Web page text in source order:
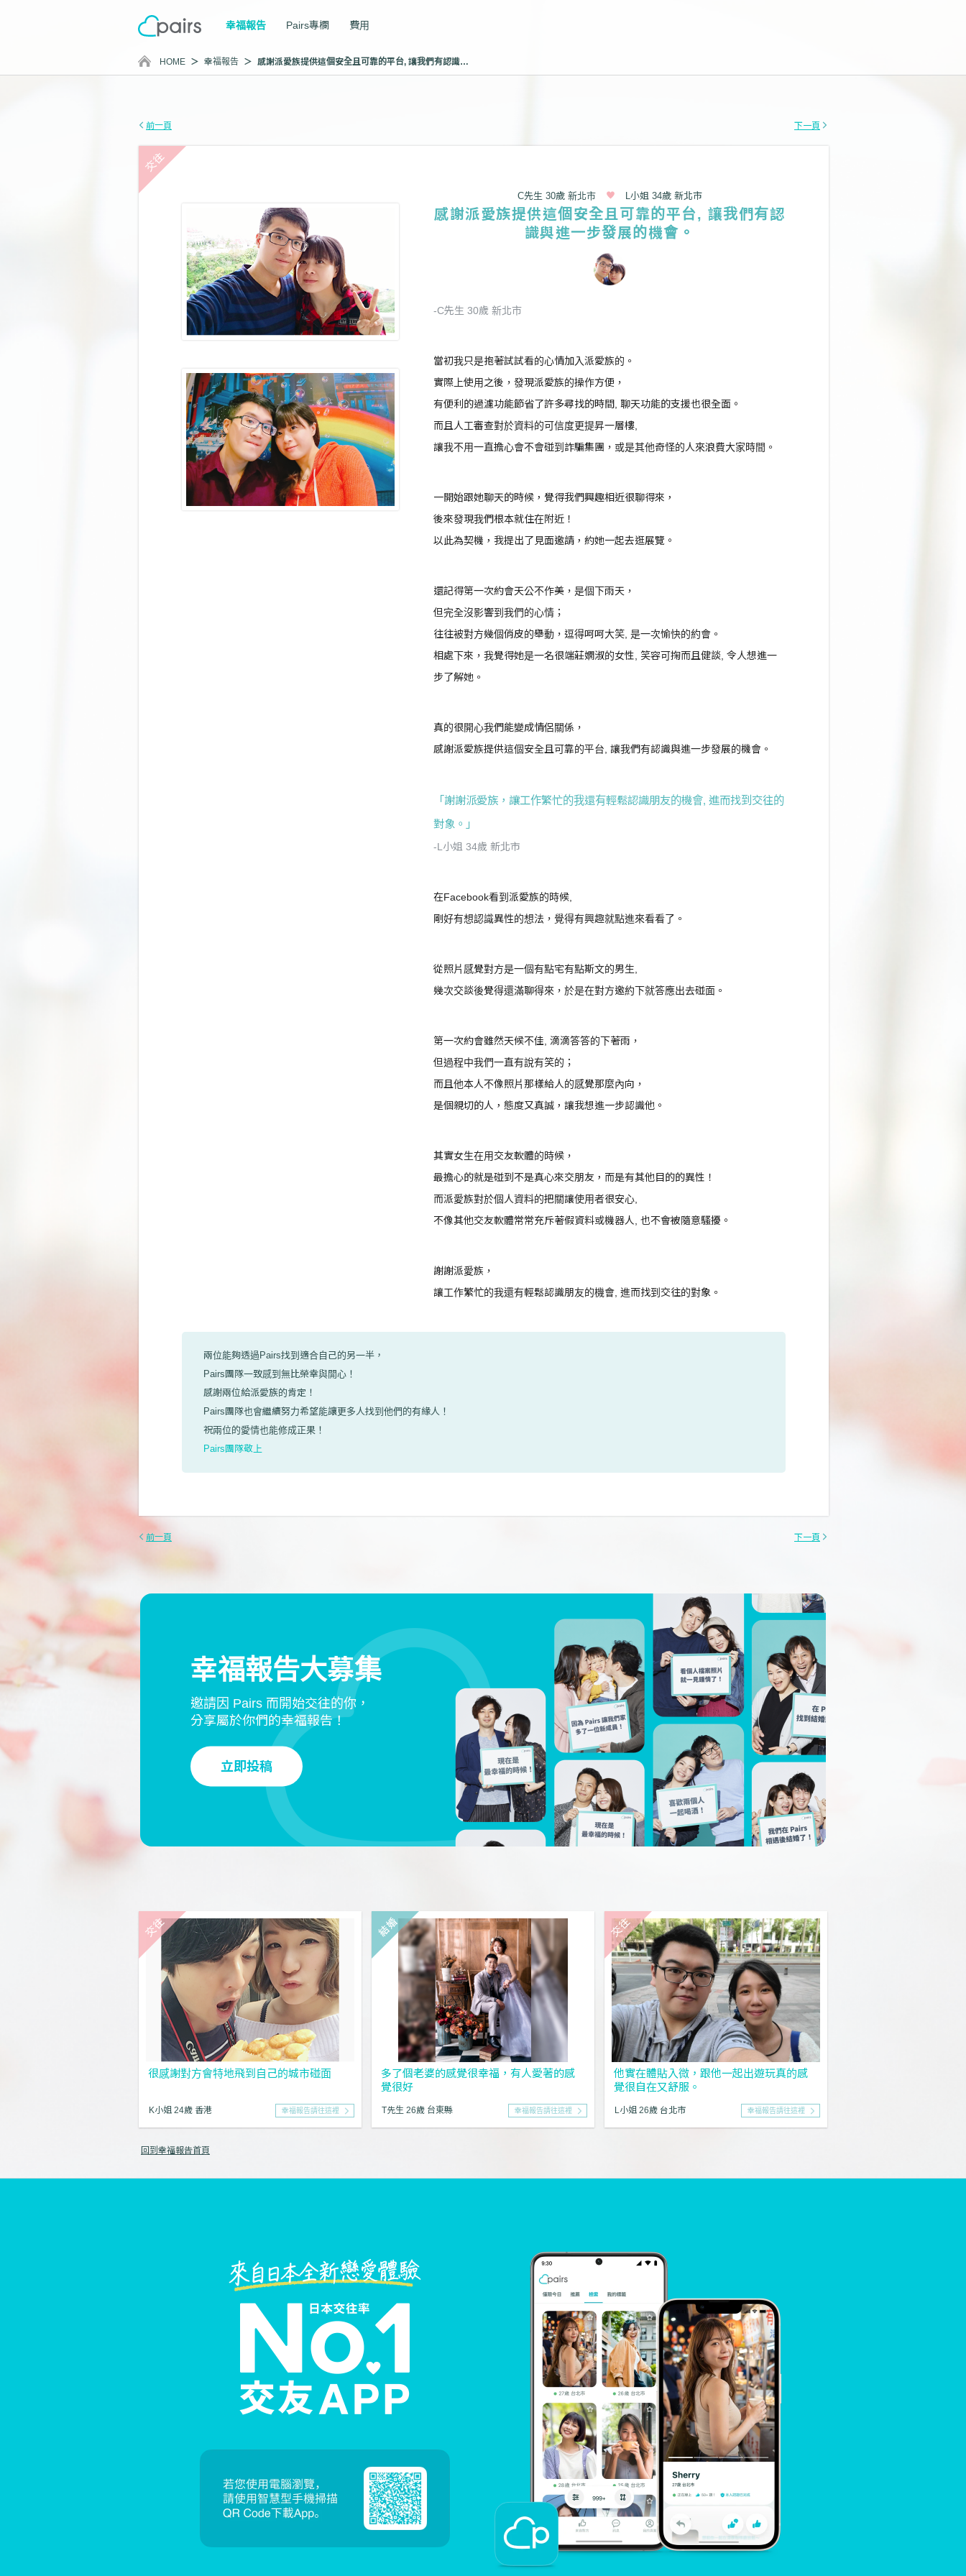
幸福報告 Pairs專欄 費用
HOME 幸福報告 感謝派愛族提供這個安全且可靠的平台, 讓我們有認識與進一步發展的機會。
前一頁 下一頁
C先生 30歲 新北市 L小姐 34歲 新北市
感謝派愛族提供這個安全且可靠的平台, 讓我們有認
識與進一步發展的機會。
-C先生 30歲 新北市
當初我只是抱著試試看的心情加入派愛族的。
實際上使用之後，發現派愛族的操作方便，
有便利的過濾功能節省了許多尋找的時間, 聊天功能的支援也很全面。
而且人工審查對於資料的可信度更提昇一層樓,
讓我不用一直擔心會不會碰到詐騙集團，或是其他奇怪的人來浪費大家時間。
一開始跟她聊天的時候，覺得我們興趣相近很聊得來，
後來發現我們根本就住在附近！
以此為契機，我提出了見面邀請，約她一起去逛展覽。
還記得第一次約會天公不作美，是個下雨天，
但完全沒影響到我們的心情；
往往被對方幾個俏皮的舉動，逗得呵呵大笑, 是一次愉快的約會。
相處下來，我覺得她是一名很端莊嫻淑的女性, 笑容可掬而且健談, 令人想進一
步了解她。
真的很開心我們能變成情侶關係，
感謝派愛族提供這個安全且可靠的平台, 讓我們有認識與進一步發展的機會。
「謝謝派愛族，讓工作繁忙的我還有輕鬆認識朋友的機會, 進而找到交往的
對象。」
-L小姐 34歲 新北市
在Facebook看到派愛族的時候,
剛好有想認識異性的想法，覺得有興趣就點進來看看了。
從照片感覺對方是一個有點宅有點斯文的男生,
幾次交談後覺得還滿聊得來，於是在對方邀約下就答應出去碰面。
第一次約會雖然天候不佳, 滴滴答答的下著雨，
但過程中我們一直有說有笑的；
而且他本人不像照片那樣給人的感覺那麼內向，
是個親切的人，態度又真誠，讓我想進一步認識他。
其實女生在用交友軟體的時候，
最擔心的就是碰到不是真心來交朋友，而是有其他目的的異性！
而派愛族對於個人資料的把關讓使用者很安心,
不像其他交友軟體常常充斥著假資料或機器人, 也不會被隨意騷擾。
謝謝派愛族，
讓工作繁忙的我還有輕鬆認識朋友的機會, 進而找到交往的對象。
兩位能夠透過Pairs找到適合自己的另一半，
Pairs團隊一致感到無比榮幸與開心！
感謝兩位給派愛族的肯定！
Pairs團隊也會繼續努力希望能讓更多人找到他們的有緣人！
祝兩位的愛情也能修成正果！
Pairs團隊敬上
前一頁 下一頁
幸福報告大募集
邀請因 Pairs 而開始交往的你，
分享屬於你們的幸福報告！
立即投稿
很感謝對方會特地飛到自己的城市碰面
K小姐 24歲 香港 幸福報告請往這裡
多了個老婆的感覺很幸福，有人愛著的感
覺很好
T先生 26歲 台東縣 幸福報告請往這裡
他實在體貼入微，跟他一起出遊玩真的感
覺很自在又舒服。
L小姐 26歲 台北市 幸福報告請往這裡
回到幸福報告首頁